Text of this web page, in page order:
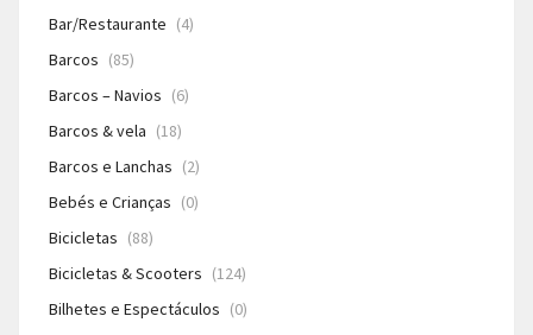
Bar/Restaurante (4)
Barcos (85)
Barcos – Navios (6)
Barcos & vela (18)
Barcos e Lanchas (2)
Bebés e Crianças (0)
Bicicletas (88)
Bicicletas & Scooters (124)
Bilhetes e Espectáculos (0)